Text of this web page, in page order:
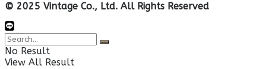
© 2025 Vintage Co., Ltd. All Rights Reserved
No Result
View All Result